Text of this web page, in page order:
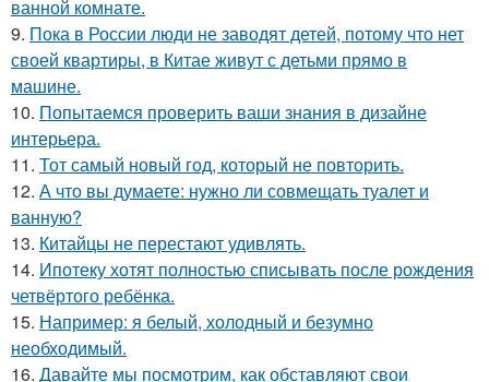
ванной комнате.
9. Пока в России люди не заводят детей, потому что нет
своей квартиры, в Китае живут с детьми прямо в
машине.
10. Попытаемся проверить ваши знания в дизайне
интерьера.
11. Тот самый новый год, который не повторить.
12. А что вы думаете: нужно ли совмещать туалет и
ванную?
13. Китайцы не перестают удивлять.
14. Ипотеку хотят полностью списывать после рождения
четвёртого ребёнка.
15. Например: я белый, холодный и безумно
необходимый.
16. Давайте мы посмотрим, как обставляют свои